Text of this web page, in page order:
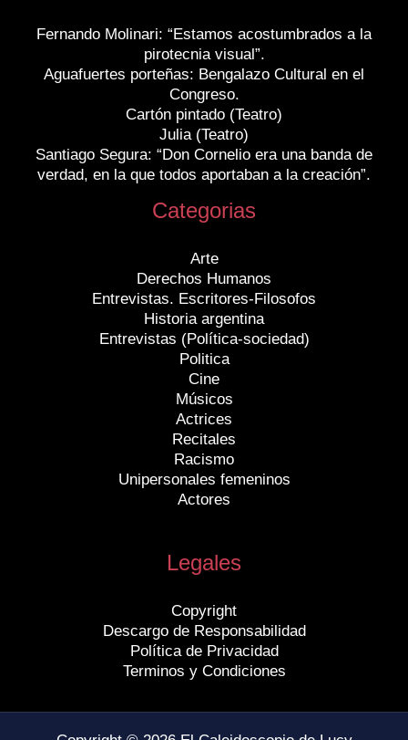
Fernando Molinari: “Estamos acostumbrados a la
pirotecnia visual”.
Aguafuertes porteñas: Bengalazo Cultural en el
Congreso.
Cartón pintado (Teatro)
Julia (Teatro)
Santiago Segura: “Don Cornelio era una banda de
verdad, en la que todos aportaban a la creación”.
Categorias
Arte
Derechos Humanos
Entrevistas. Escritores-Filosofos
Historia argentina
Entrevistas (Política-sociedad)
Politica
Cine
Músicos
Actrices
Recitales
Racismo
Unipersonales femeninos
Actores
Legales
Copyright
Descargo de Responsabilidad
Política de Privacidad
Terminos y Condiciones